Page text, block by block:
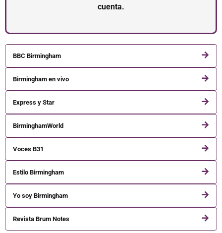
cuenta.
BBC Birmingham
Birmingham en vivo
Express y Star
BirminghamWorld
Voces B31
Estilo Birmingham
Yo soy Birmingham
Revista Brum Notes